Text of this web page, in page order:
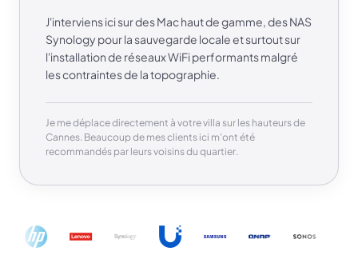
J'interviens ici sur des Mac haut de gamme, des NAS
Synology pour la sauvegarde locale et surtout sur
l'installation de réseaux WiFi performants malgré
les contraintes de la topographie.
Je me déplace directement à votre villa sur les hauteurs de
Cannes. Beaucoup de mes clients ici m'ont été
recommandés par leurs voisins du quartier.